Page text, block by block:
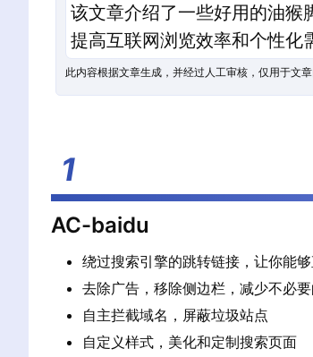
该文章介绍了一些好用的油猴
提高互联网浏览效率和个性化
此内容根据文章生成，并经过人工审核，仅用于文
AC-baidu
绕过搜索引擎的跳转链接，让你能
去除广告，移除侧边栏，减少不必
自主拦截域名，屏蔽垃圾站点
自定义样式，美化和定制搜索页面